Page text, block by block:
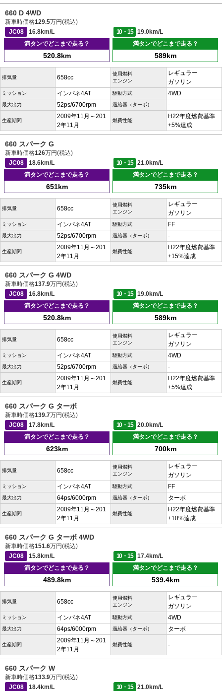
660 D 4WD
新車時価格129.5万円(税込)
JC08
16.8km/L 10・15
19.0km/L
満タンでどこまで走る？
520.8km
満タンでどこまで走る？
589km
排気量 658cc
使用燃料
エンジン
レギュラー
ガソリン
ミッション インパネ4AT 駆動方式 4WD
最大出力 52ps/6700rpm 過給器（ターボ） -
生産期間
2009年11月～201
2年11月
燃費性能
H22年度燃費基準
+5%達成
660 スパーク G
新車時価格126万円(税込)
JC08
18.6km/L 10・15
21.0km/L
満タンでどこまで走る？
651km
満タンでどこまで走る？
735km
排気量 658cc
使用燃料
エンジン
レギュラー
ガソリン
ミッション インパネ4AT 駆動方式 FF
最大出力 52ps/6700rpm 過給器（ターボ） -
生産期間
2009年11月～201
2年11月
燃費性能
H22年度燃費基準
+15%達成
660 スパーク G 4WD
新車時価格137.9万円(税込)
JC08
16.8km/L 10・15
19.0km/L
満タンでどこまで走る？
520.8km
満タンでどこまで走る？
589km
排気量 658cc
使用燃料
エンジン
レギュラー
ガソリン
ミッション インパネ4AT 駆動方式 4WD
最大出力 52ps/6700rpm 過給器（ターボ） -
生産期間
2009年11月～201
2年11月
燃費性能
H22年度燃費基準
+5%達成
660 スパーク G ターボ
新車時価格139.7万円(税込)
JC08
17.8km/L 10・15
20.0km/L
満タンでどこまで走る？
623km
満タンでどこまで走る？
700km
排気量 658cc
使用燃料
エンジン
レギュラー
ガソリン
ミッション インパネ4AT 駆動方式 FF
最大出力 64ps/6000rpm 過給器（ターボ） ターボ
生産期間
2009年11月～201
2年11月
燃費性能
H22年度燃費基準
+10%達成
660 スパーク G ターボ 4WD
新車時価格151.6万円(税込)
JC08
15.8km/L 10・15
17.4km/L
満タンでどこまで走る？
489.8km
満タンでどこまで走る？
539.4km
排気量 658cc
使用燃料
エンジン
レギュラー
ガソリン
ミッション インパネ4AT 駆動方式 4WD
最大出力 64ps/6000rpm 過給器（ターボ） ターボ
生産期間
2009年11月～201
2年11月
燃費性能 -
660 スパーク W
新車時価格133.9万円(税込)
JC08
18.4km/L 10・15 21.0km/L